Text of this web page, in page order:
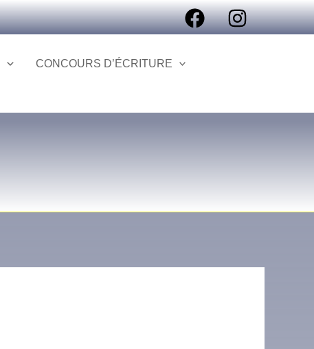
CONCOURS D’ÉCRITURE